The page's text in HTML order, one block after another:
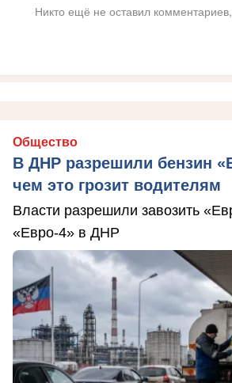
Никто ещё не оставил
Общество
В ДНР разрешили бензин
чем это грозит водителям
Власти разрешили завозить
«Евро-4» в ДНР